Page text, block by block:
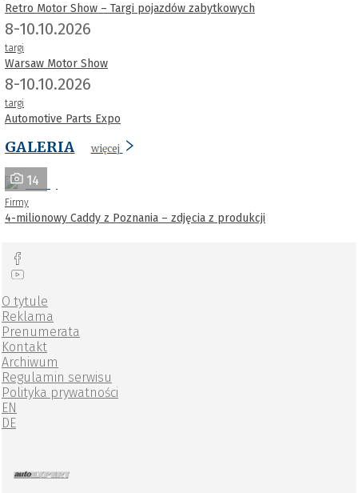
Retro Motor Show – Targi pojazdów zabytkowych
8-10.10.2026
targi
Warsaw Motor Show
8-10.10.2026
targi
Automotive Parts Expo
GALERIA więcej
14
Firmy
4-milionowy Caddy z Poznania – zdjęcia z produkcji
O tytule
Reklama
Prenumerata
Kontakt
Archiwum
Regulamin serwisu
Polityka prywatności
EN
DE